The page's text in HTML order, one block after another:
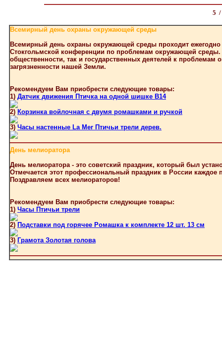
5
Всемирный день охраны окружающей среды
Всемирный день охраны окружающей среды проходит
Стокгольмской конференции по проблемам окружающей
общественности, так и государственных деятелей к
загрязненности нашей Земли.
Рекомендуем Вам приобрести следующие товары:
1) Датчик движения Птичка на одной шишке В14
2) Корзинка войлочная с двумя ромашками и ручкой
3) Часы настенные La Mer Птичьи трели дерев.
День мелиоратора
День мелиоратора - это советский праздник, который был
Отмечается этот профессиональный праздник в России каждое
Поздравляем всех мелиораторов!
Рекомендуем Вам приобрести следующие товары:
1) Часы Птичьи трели
2) Подставки под горячее Ромашка к комплекте 12 шт. 13 см
3) Грамота Золотая голова